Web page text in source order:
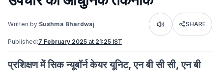
Written by:Sushma Bhardwaj Listen SHARE
Published:7 February 2025 at 21:25 IST
प्रशिक्षण में सिक न्यूबॉर्न केयर यूनिट, एन बी सी सी, एन बी